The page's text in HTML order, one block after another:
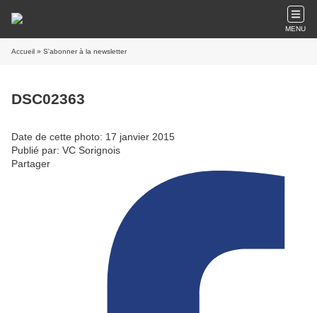
MENU
Accueil » S'abonner à la newsletter
DSC02363
Date de cette photo: 17 janvier 2015
Publié par: VC Sorignois
Partager